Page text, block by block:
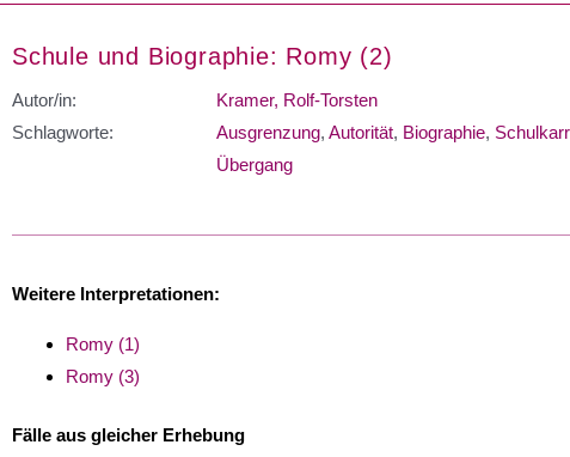
Schule und Biographie: Romy (2)
Autor/in:
Kramer, Rolf-Torsten
Schlagworte:
Ausgrenzung, Autorität, Biographie,
Übergang
Weitere Interpretationen:
Romy (1)
Romy (3)
Fälle aus gleicher Erhebung